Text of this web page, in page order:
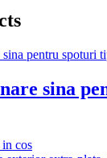
sina
cosAdauga